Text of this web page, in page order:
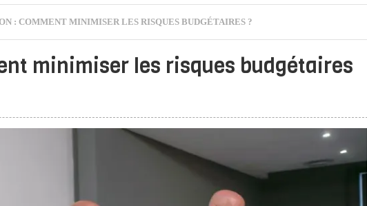
: COMMENT MINIMISER LES RISQUES BUDGÉTAIRES ?
minimiser les risques budgétaires